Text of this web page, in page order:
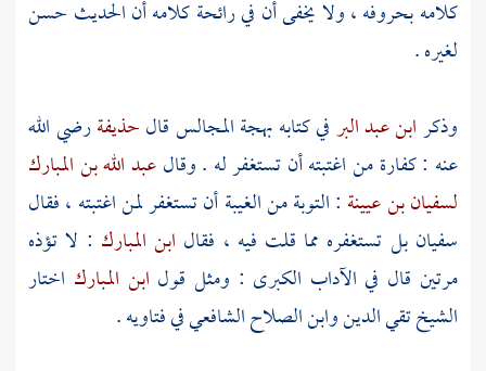
كلامه بحروفه ، ولا يخفى أن في رائحة كلامه أن الحديث حسن
لغيره .
وذكرابن عبد البرفي كتابه بهجة المجالس قالحذيفةرضي الله
عنه : كفارة من اغتبته أن تستغفر له . وقالعبد الله بن المبارك
لسفيان بن عيينة : التوبة من الغيبة أن تستغفر لمن اغتبته ، فقال
سفيانبل تستغفره مما قلت فيه ، فقال ابن المبارك : لا تؤذه
مرتين قال في الآداب الكبرى : ومثل قول ابن المبارك اختار
الشيختقي الدينوابن الصلاح الشافعيفي فتاويه .